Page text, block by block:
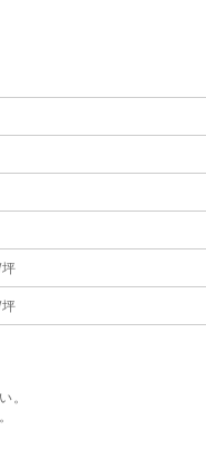
。